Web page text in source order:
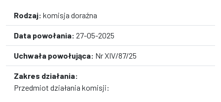
Rodzaj: komisja doraźna
Data powołania: 27-05-2025
Uchwała powołująca: Nr XIV/87/25
Zakres działania:
Przedmiot działania komisji: